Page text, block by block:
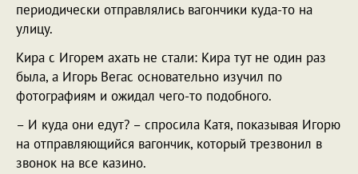
периодически отправлялись вагончики куда-то на
улицу.
Кира с Игорем ахать не стали: Кира тут не один раз
была, а Игорь Вегас основательно изучил по
фотографиям и ожидал чего-то подобного.
– И куда они едут? – спросила Катя, показывая Игорю
на отправляющийся вагончик, который трезвонил в
звонок на все казино.